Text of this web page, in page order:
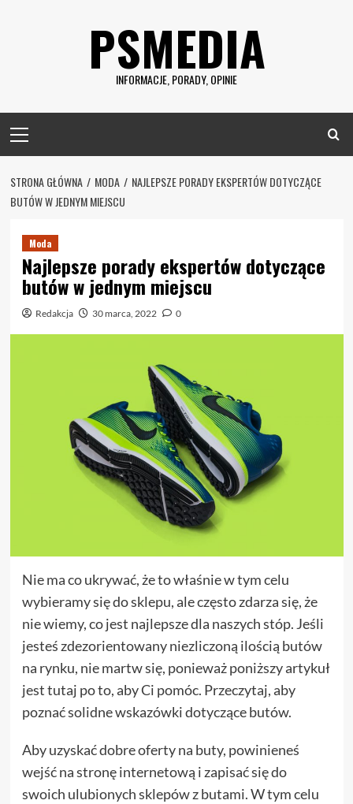
PSMEDIA
INFORMACJE, PORADY, OPINIE
Menu
STRONA GŁÓWNA MODA
NAJLEPSZE PORADY EKSPERTÓW DOTYCZĄCE
BUTÓW W JEDNYM MIEJSCU
Moda
Najlepsze porady ekspertów dotyczące
butów w jednym miejscu
Redakcja 30 marca, 2022 0
Nie ma co ukrywać, że to właśnie w tym celu
wybieramy się do sklepu, ale często zdarza się, że
nie wiemy, co jest najlepsze dla naszych stóp. Jeśli
jesteś zdezorientowany niezliczoną ilością butów
na rynku, nie martw się, ponieważ poniższy artykuł
jest tutaj po to, aby Ci pomóc. Przeczytaj, aby
poznać solidne wskazówki dotyczące butów.
Aby uzyskać dobre oferty na buty, powinieneś
wejść na stronę internetową i zapisać się do
swoich ulubionych sklepów z butami. W tym celu